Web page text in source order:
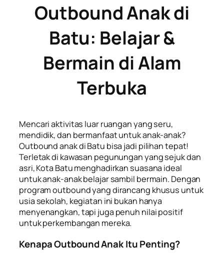
Outbound Anak di
Batu: Belajar &
Bermain di Alam
Terbuka
Mencari aktivitas luar ruangan yang seru,
mendidik, dan bermanfaat untuk anak-anak?
Outbound anak di Batu bisa jadi pilihan tepat!
Terletak di kawasan pegunungan yang sejuk dan
asri, Kota Batu menghadirkan suasana ideal
untuk anak-anak belajar sambil bermain. Dengan
program outbound yang dirancang khusus untuk
usia sekolah, kegiatan ini bukan hanya
menyenangkan, tapi juga penuh nilai positif
untuk perkembangan mereka.
Kenapa Outbound Anak Itu Penting?